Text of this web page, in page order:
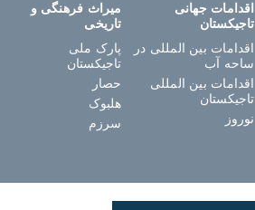
اقدامات جهانی
تاجیکستان
اقدامات بین المللی در
ساحه آب
اقدامات بین المللی
تاجیکستان
نوروز
میراث فرهنگی و
تاریخی
پارک ملی
تاجیکستان
حصار
هلبوک
سرزم